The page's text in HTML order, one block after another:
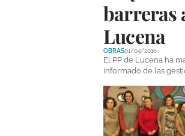
barreras
Lucena
OBRAS01/04/2016
El PP de Lucena ha
informado de las